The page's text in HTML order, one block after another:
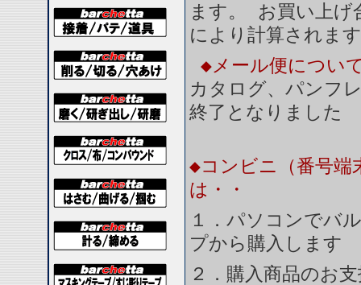
ます。 お買い上
により計算されま
◆メール便につい
カタログ、パンフ
終了となりました
◆コンビニ（番号端
は・・
１．パソコンでバ
プから購入します
２．購入商品のお